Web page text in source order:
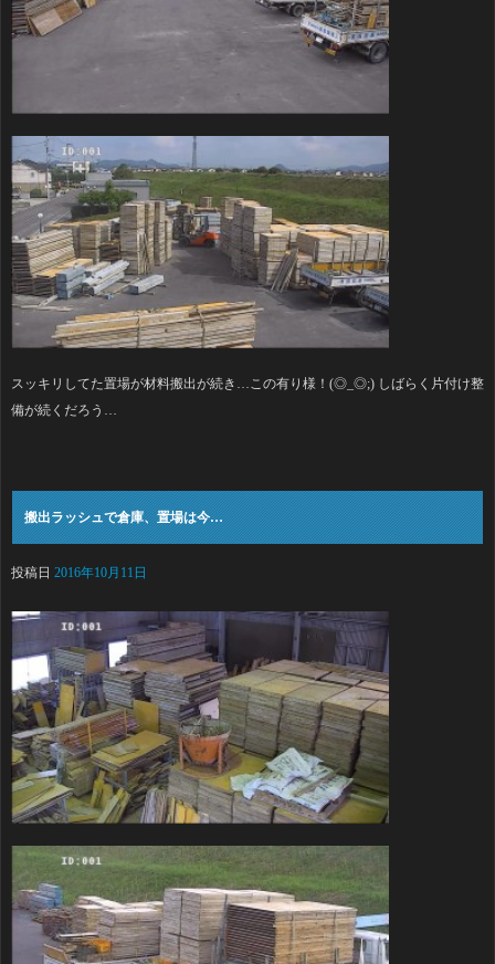
スッキリしてた置場が材料搬出が続き…この有り様！(◎_◎;) しばらく片付け整
備が続くだろう…
搬出ラッシュで倉庫、置場は今…
投稿日 2016年10月11日